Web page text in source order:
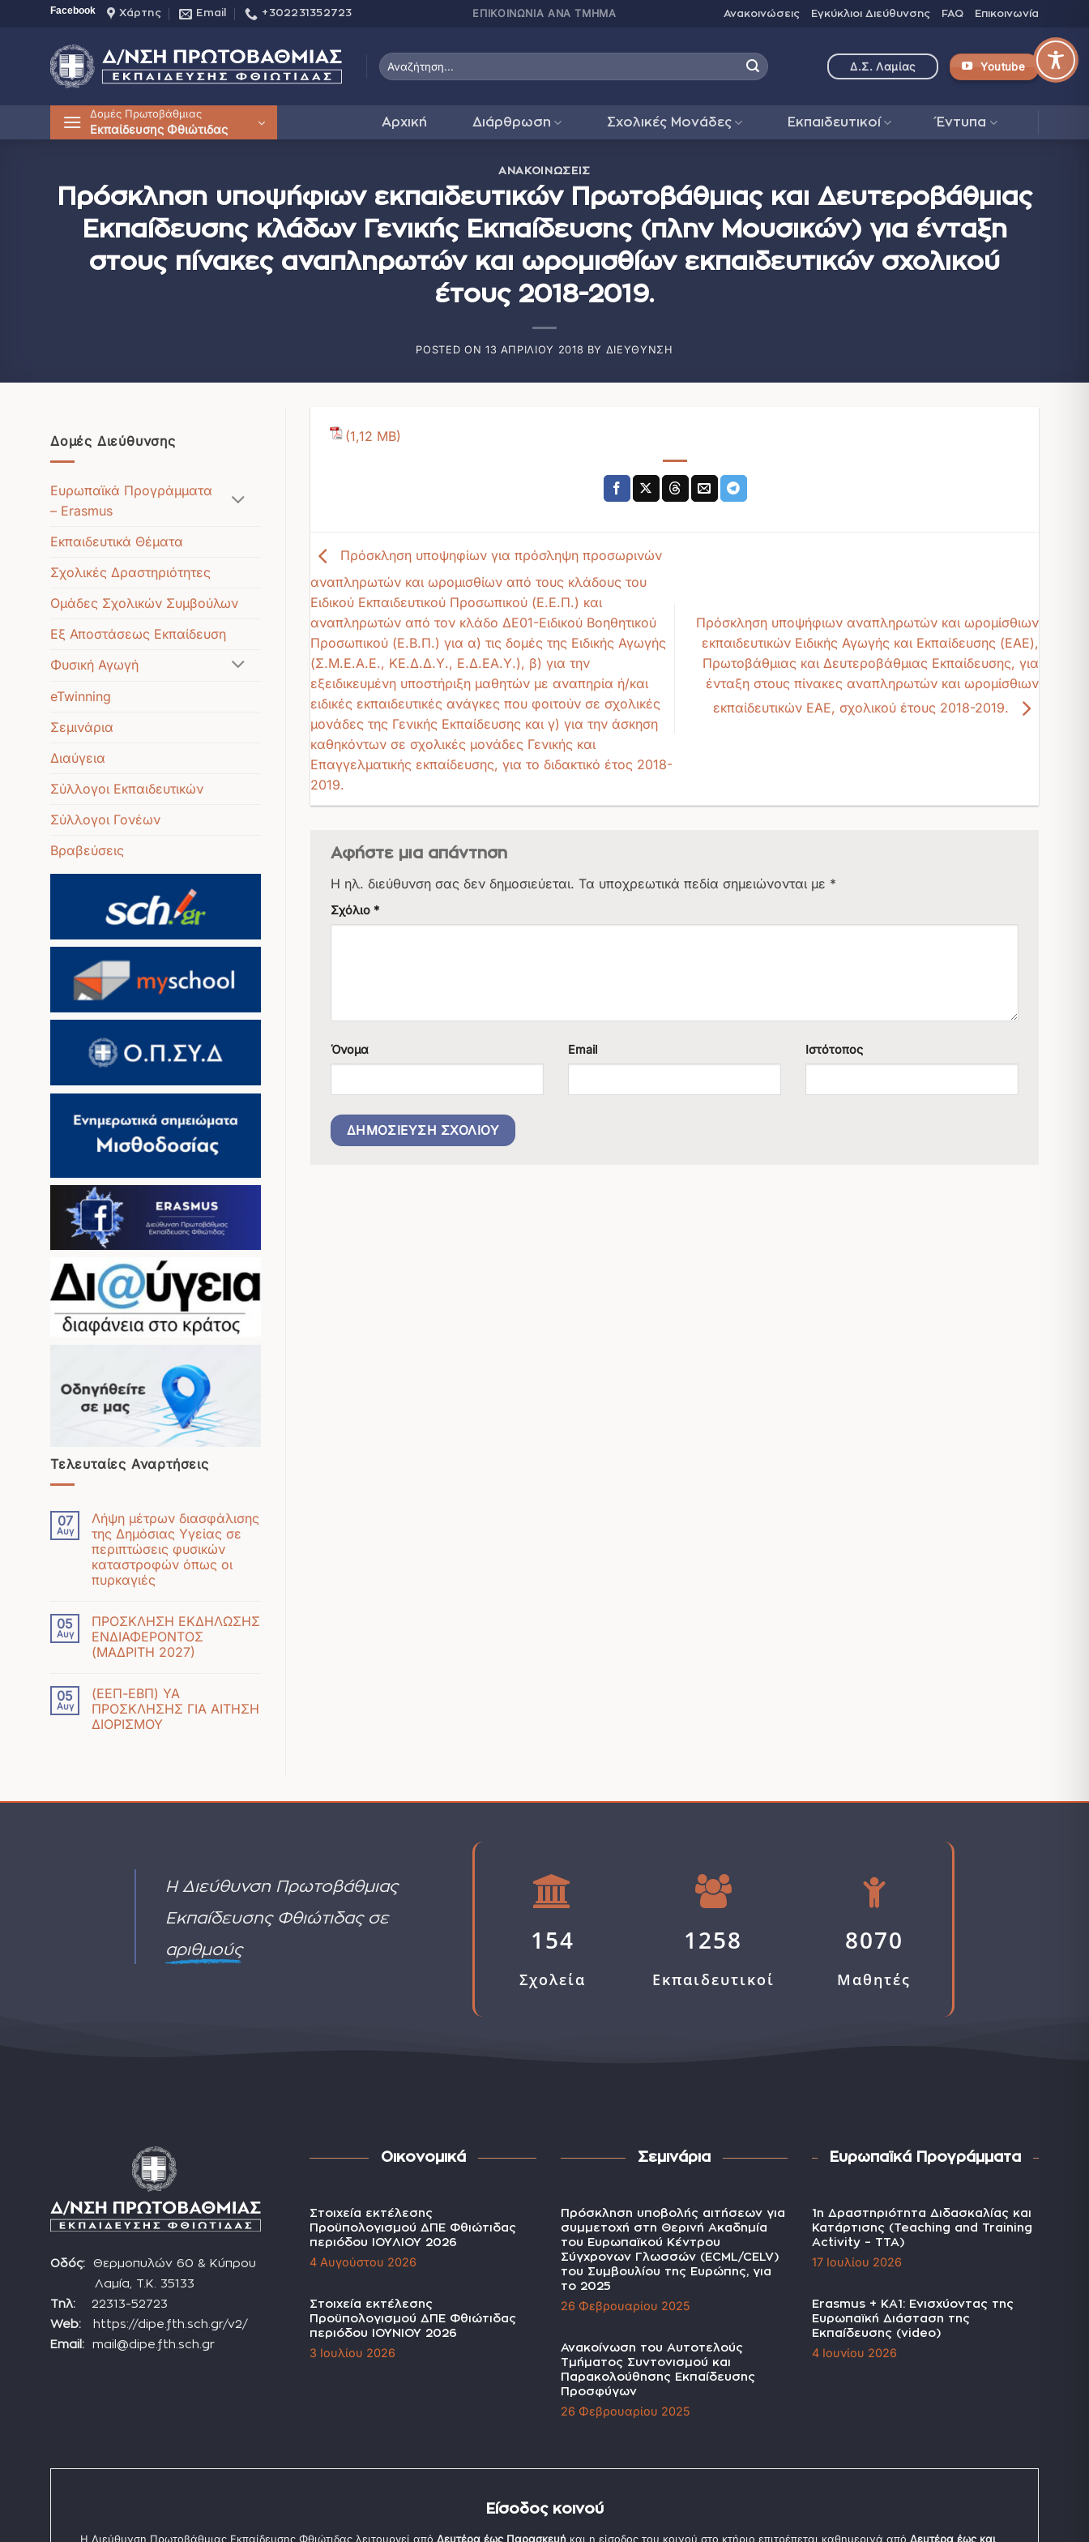
Μετάβαση
περιεχόμενο
Facebook Χάρτης Email +302231352723 ΠΑΤΗΣΤΕ ΕΔΩ ΓΙΑ Ανακοινώσεις Εγκύκλιοι Διεύθυνσης FAQ Επικοινωνία
Δ.Σ. Λαμίας Youtube
Δομές Πρωτοβάθμιας
Εκπαίδευσης Φθιώτιδας Αρχική Διάρθρωση Σχολικές Μονάδες Εκπαιδευτικοί Έντυπα
ΑΝΑΚΟΙΝΏΣΕΙΣ
Πρόσκληση υποψήφιων εκπαιδευτικών Πρωτοβάθμιας και Δευτεροβάθμιας
Εκπαίδευσης κλάδων Γενικής Εκπαίδευσης (πλην Μουσικών) για ένταξη
στους πίνακες αναπληρωτών και ωρομισθίων εκπαιδευτικών σχολικού
έτους 2018-2019.
POSTED ON 13 ΑΠΡΙΛΊΟΥ 2018 BY ΔΙΕΎΘΥΝΣΗ
Δομές Διεύθυνσης
Ευρωπαϊκά Προγράμματα
– Erasmus
Εκπαιδευτικά Θέματα
Σχολικές Δραστηριότητες
Ομάδες Σχολικών Συμβούλων
Εξ Αποστάσεως Εκπαίδευση
Φυσική Αγωγή
eTwinning
Σεμινάρια
Διαύγεια
Σύλλογοι Εκπαιδευτικών
Σύλλογοι Γονέων
Βραβεύσεις
Τελευταίες Αναρτήσεις
07
Αυγ
Λήψη μέτρων διασφάλισης
της Δημόσιας Υγείας σε
περιπτώσεις φυσικών
καταστροφών όπως οι
πυρκαγιές
υπάρχουν
σχόλια
στο
Λήψη
διασφάλισης
της
Δημόσιας
καταστροφών
05
Αυγ
ΠΡΟΣΚΛΗΣΗ ΕΚΔΗΛΩΣΗΣ
ΕΝΔΙΑΦΕΡΟΝΤΟΣ
(ΜΑΔΡΙΤΗ 2027)
υπάρχουν
σχόλια
στο
ΠΡΟΣΚΛΗΣΗ
05
Αυγ
(ΕΕΠ-ΕΒΠ) ΥΑ
ΠΡΟΣΚΛΗΣΗΣ ΓΙΑ ΑΙΤΗΣΗ
ΔΙΟΡΙΣΜΟΥ
(ΕΕΠ-
Πρόσκληση υποψηφίων για πρόσληψη προσωρινών
αναπληρωτών και ωρομισθίων από τους κλάδους του
Ειδικού Εκπαιδευτικού Προσωπικού (Ε.Ε.Π.) και
αναπληρωτών από τον κλάδο ΔΕ01-Ειδικού Βοηθητικού
Προσωπικού (Ε.Β.Π.) για α) τις δομές της Ειδικής Αγωγής
(Σ.Μ.Ε.Α.Ε., ΚΕ.Δ.Δ.Υ., Ε.Δ.ΕΑ.Υ.), β) για την
εξειδικευμένη υποστήριξη μαθητών με αναπηρία ή/και
ειδικές εκπαιδευτικές ανάγκες που φοιτούν σε σχολικές
μονάδες της Γενικής Εκπαίδευσης και γ) για την άσκηση
καθηκόντων σε σχολικές μονάδες Γενικής και
Επαγγελματικής εκπαίδευσης, για το διδακτικό έτος 2018-
2019.
Πρόσκληση υποψήφιων αναπληρωτών και ωρομίσθιων
εκπαιδευτικών Ειδικής Αγωγής και Εκπαίδευσης (ΕΑΕ),
Πρωτοβάθμιας και Δευτεροβάθμιας Εκπαίδευσης, για
ένταξη στους πίνακες αναπληρωτών και ωρομίσθιων
εκπαίδευτικών ΕΑΕ, σχολικού έτους 2018-2019.
Αφήστε μια απάντηση
Η ηλ. διεύθυνση σας δεν δημοσιεύεται. Τα υποχρεωτικά πεδία σημειώνονται με *
Σχόλιο *
Όνομα Email Ιστότοπος
Η Διεύθυνση Πρωτοβάθμιας
Εκπαίδευσης Φθιώτιδας σε
αριθμούς
154
Σχολεία
1258
Εκπαιδευτικοί
8070
Μαθητές
Οδός: Θερμοπυλών 60 & Κύπρου
Λαμία, Τ.Κ. 35133
Τηλ: 22313-52723
Web: https://dipe.fth.sch.gr/v2/
Email: mail@dipe.fth.sch.gr
Οικονομικά
Στοιχεία εκτέλεσης
Προϋπολογισμού ΔΠΕ Φθιώτιδας
περιόδου ΙΟΥΛΙΟΥ 2026
4 Αυγούστου 2026
Στοιχεία εκτέλεσης
Προϋπολογισμού ΔΠΕ Φθιώτιδας
περιόδου ΙΟΥΝΙΟΥ 2026
3 Ιουλίου 2026
Σεμινάρια
Πρόσκληση υποβολής αιτήσεων για
συμμετοχή στη Θερινή Ακαδημία
του Ευρωπαϊκού Κέντρου
Σύγχρονων Γλωσσών (ECML/CELV)
του Συμβουλίου της Ευρώπης, για
το 2025
26 Φεβρουαρίου 2025
Ανακοίνωση του Αυτοτελούς
Τμήματος Συντονισμού και
Παρακολούθησης Εκπαίδευσης
Προσφύγων
26 Φεβρουαρίου 2025
Ευρωπαϊκά Προγράμματα
1η Δραστηριότητα Διδασκαλίας και
Κατάρτισης (Teaching and Training
Activity – TTA)
17 Ιουλίου 2026
Erasmus + KA1: Ενισχύοντας της
Ευρωπαϊκή Διάσταση της
Εκπαίδευσης (video)
4 Ιουνίου 2026
Είσοδος κοινού
Η Διεύθυνση Πρωτοβάθμιας Εκπαίδευσης Φθιώτιδας λειτουργεί από Δευτέρα έως Παρασκευή και η είσοδος του κοινού στο κτήριο επιτρέπεται καθημερινά από Δευτέρα έως και